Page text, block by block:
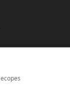
ecopes